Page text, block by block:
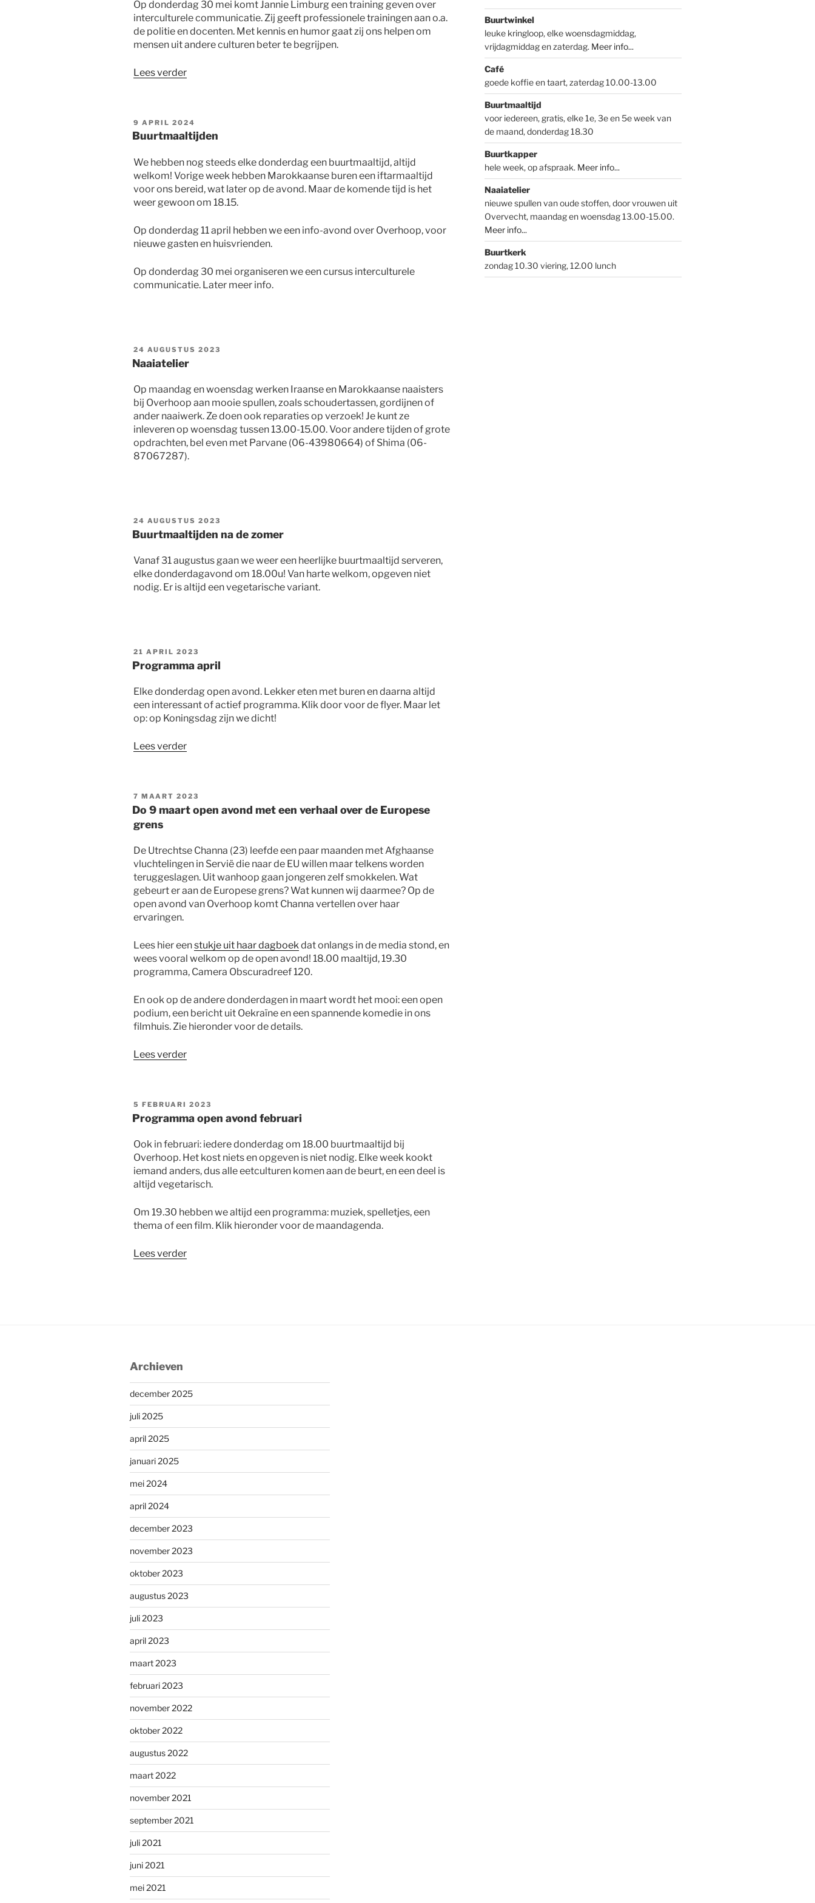
Op donderdag 30 mei komt Jannie Limburg een training geven over
interculturele communicatie. Zij geeft professionele trainingen aan o.a.
de politie en docenten. Met kennis en humor gaat zij ons helpen om
mensen uit andere culturen beter te begrijpen.
Lees verder“Training
GEPLAATST
OP
9 APRIL 2024
Buurtmaaltijden
We hebben nog steeds elke donderdag een buurtmaaltijd, altijd
welkom! Vorige week hebben Marokkaanse buren een iftarmaaltijd
voor ons bereid, wat later op de avond. Maar de komende tijd is het
weer gewoon om 18.15.
Op donderdag 11 april hebben we een info-avond over Overhoop, voor
nieuwe gasten en huisvrienden.
Op donderdag 30 mei organiseren we een cursus interculturele
communicatie. Later meer info.
GEPLAATST
OP
24 AUGUSTUS 2023
Naaiatelier
Op maandag en woensdag werken Iraanse en Marokkaanse naaisters
bij Overhoop aan mooie spullen, zoals schoudertassen, gordijnen of
ander naaiwerk. Ze doen ook reparaties op verzoek! Je kunt ze
inleveren op woensdag tussen 13.00-15.00. Voor andere tijden of grote
opdrachten, bel even met Parvane (06-43980664) of Shima (06-
87067287).
GEPLAATST
OP
24 AUGUSTUS 2023
Buurtmaaltijden na de zomer
Vanaf 31 augustus gaan we weer een heerlijke buurtmaaltijd serveren,
elke donderdagavond om 18.00u! Van harte welkom, opgeven niet
nodig. Er is altijd een vegetarische variant.
GEPLAATST
OP
21 APRIL 2023
Programma april
Elke donderdag open avond. Lekker eten met buren en daarna altijd
een interessant of actief programma. Klik door voor de flyer. Maar let
op: op Koningsdag zijn we dicht!
Lees verder“Programma
GEPLAATST
OP
7 MAART 2023
Do 9 maart open avond met een verhaal over de Europese
grens
De Utrechtse Channa (23) leefde een paar maanden met Afghaanse
vluchtelingen in Servië die naar de EU willen maar telkens worden
teruggeslagen. Uit wanhoop gaan jongeren zelf smokkelen. Wat
gebeurt er aan de Europese grens? Wat kunnen wij daarmee? Op de
open avond van Overhoop komt Channa vertellen over haar
ervaringen.
Lees hier eenstukje uit haar dagboekdat onlangs in de media stond, en
wees vooral welkom op de open avond! 18.00 maaltijd, 19.30
programma, Camera Obscuradreef 120.
En ook op de andere donderdagen in maart wordt het mooi: een open
podium, een bericht uit Oekraïne en een spannende komedie in ons
filmhuis. Zie hieronder voor de details.
Lees verder“Do
avond
met
verhaal
over
de
Europese
GEPLAATST
OP
5 FEBRUARI 2023
Programma open avond februari
Ook in februari: iedere donderdag om 18.00 buurtmaaltijd bij
Overhoop. Het kost niets en opgeven is niet nodig. Elke week kookt
iemand anders, dus alle eetculturen komen aan de beurt, en een deel is
altijd vegetarisch.
Om 19.30 hebben we altijd een programma: muziek, spelletjes, een
thema of een film. Klik hieronder voor de maandagenda.
Lees verder“Programma
Buurtwinkel
leuke kringloop, elke woensdagmiddag,
vrijdagmiddag en zaterdag. Meer info...
Café
goede koffie en taart, zaterdag 10.00-13.00
Buurtmaaltijd
voor iedereen, gratis, elke 1e, 3e en 5e week van
de maand, donderdag 18.30
Buurtkapper
hele week, op afspraak. Meer info...
Naaiatelier
nieuwe spullen van oude stoffen, door vrouwen uit
Overvecht, maandag en woensdag 13.00-15.00.
Meer info...
Buurtkerk
zondag 10.30 viering, 12.00 lunch
Archieven
december 2025
juli 2025
april 2025
januari 2025
mei 2024
april 2024
december 2023
november 2023
oktober 2023
augustus 2023
juli 2023
april 2023
maart 2023
februari 2023
november 2022
oktober 2022
augustus 2022
maart 2022
november 2021
september 2021
juli 2021
juni 2021
mei 2021